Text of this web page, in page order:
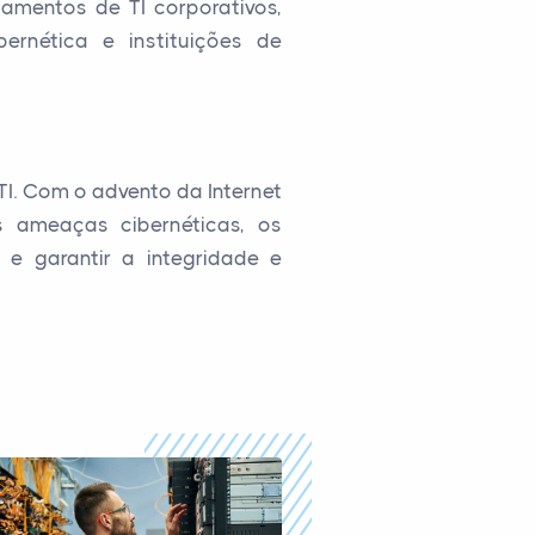
de TI corporativos,
e instituições de
Com o advento da Internet
cibernéticas, os
e garantir a integridade e